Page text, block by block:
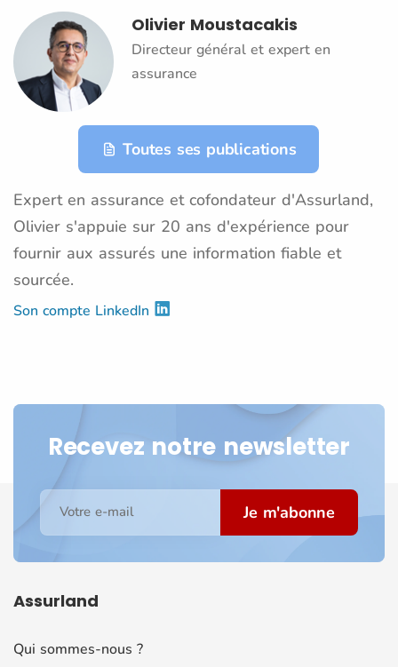
Olivier Moustacakis
Directeur général et expert en
assurance
Toutes ses publications
Expert en assurance et cofondateur d'Assurland,
Olivier s'appuie sur 20 ans d'expérience pour
fournir aux assurés une information fiable et
sourcée.
Son compte LinkedIn
Recevez notre newsletter
Votre e-mail Je m'abonne
Assurland
Qui sommes-nous ?